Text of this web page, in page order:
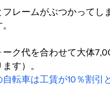
レームがぶつかってし
ク代を合わせて大体
す）。
転車は工賃が10％割引